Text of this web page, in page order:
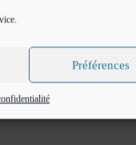
Préférences
savoureuse composée